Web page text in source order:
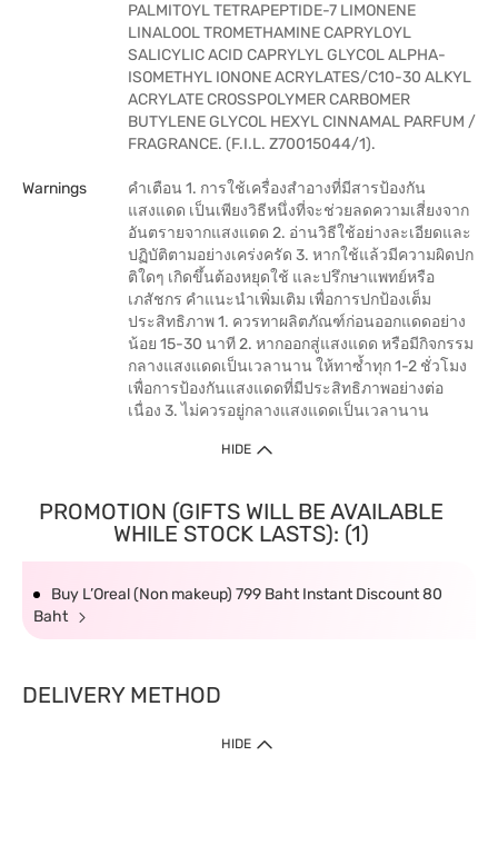
PALMITOYL TETRAPEPTIDE-7 LIMONENE
LINALOOL TROMETHAMINE CAPRYLOYL
SALICYLIC ACID CAPRYLYL GLYCOL ALPHA-
ISOMETHYL IONONE ACRYLATES/C10-30 ALKYL
ACRYLATE CROSSPOLYMER CARBOMER
BUTYLENE GLYCOL HEXYL CINNAMAL PARFUM /
FRAGRANCE. (F.I.L. Z70015044/1).
Warnings
คำเตือน 1. การใช้เครื่องสำอางที่มีสารป้องกัน
แสงแดด เป็นเพียงวิธีหนึ่งที่จะช่วยลดความเสี่ยงจาก
อันตรายจากแสงแดด 2. อ่านวิธีใช้อย่างละเอียดและ
ปฏิบัติตามอย่างเคร่งครัด 3. หากใช้แล้วมีความผิดปก
ติใดๆ เกิดขึ้นต้องหยุดใช้ และปรึกษาแพทย์หรือ
เภสัชกร คำแนะนำเพิ่มเติม เพื่อการปกป้องเต็ม
ประสิทธิภาพ 1. ควรทาผลิตภัณฑ์ก่อนออกแดดอย่าง
น้อย 15-30 นาที 2. หากออกสู่แสงแดด หรือมีกิจกรรม
กลางแสงแดดเป็นเวลานาน ให้ทาซ้ำทุก 1-2 ชั่วโมง
เพื่อการป้องกันแสงแดดที่มีประสิทธิภาพอย่างต่อ
เนื่อง 3. ไม่ควรอยู่กลางแสงแดดเป็นเวลานาน
HIDE
PROMOTION (GIFTS WILL BE AVAILABLE
WHILE STOCK LASTS): (1)
Buy L’Oreal (Non makeup) 799 Baht Instant Discount 80
Baht
DELIVERY METHOD
HIDE